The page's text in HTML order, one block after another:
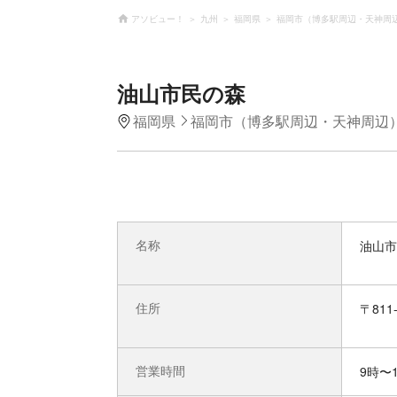
アソビュー！ 九州 福岡県 福岡市（博多駅周辺・天神周
油山市民の森
福岡県 福岡市（博多駅周辺・天神周辺）
名称 油山
住所 〒
営業時間 9時〜